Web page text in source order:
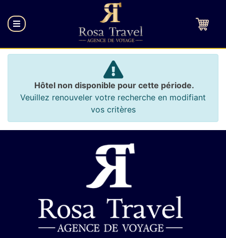
Hôtel non disponible pour cette période.
Veuillez renouveler votre recherche en modifiant
vos critères